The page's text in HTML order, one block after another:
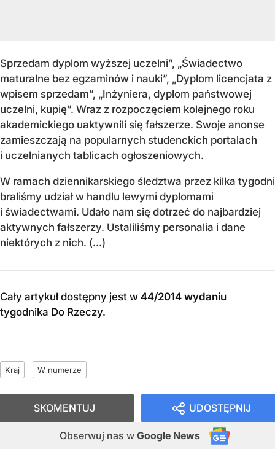
Sprzedam dyplom wyższej uczelni”, „Świadectwo
maturalne bez egzaminów i nauki”, „Dyplom licencjata z
wpisem sprzedam”, „Inżyniera, dyplom państwowej
uczelni, kupię”. Wraz z rozpoczęciem kolejnego roku
akademickiego uaktywnili się fałszerze. Swoje anonse
zamieszczają na popularnych studenckich portalach
i uczelnianych tablicach ogłoszeniowych.
W ramach dziennikarskiego śledztwa przez kilka tygodni
braliśmy udział w handlu lewymi dyplomami
i świadectwami. Udało nam się dotrzeć do najbardziej
aktywnych fałszerzy. Ustaliliśmy personalia i dane
niektórych z nich. (...)
Cały artykuł dostępny jest w 44/2014 wydaniu
tygodnika Do Rzeczy.
Kraj W numerze
UDOSTĘPNIJ
Obserwuj nas w Google News
SKOMENTUJ